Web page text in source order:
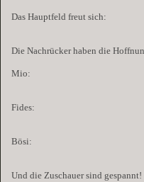
Das Hauptfeld freut sich:
Die Nachrücker haben die
Mio:
Fides:
Bösi:
Und die Zuschauer sind gespannt!